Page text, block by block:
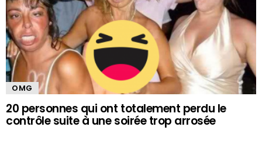
OMG
20 personnes qui ont totalement perdu le
contrôle suite à une soirée trop arrosée